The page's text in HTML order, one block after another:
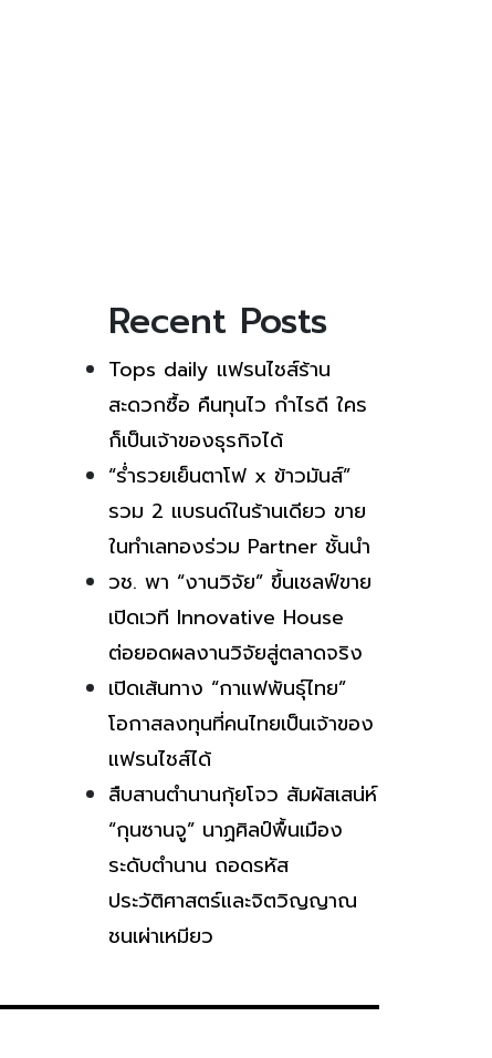
Recent Posts
Tops daily แฟรนไชส์ร้าน
สะดวกซื้อ คืนทุนไว กำไรดี ใคร
ก็เป็นเจ้าของธุรกิจได้
“ร่ำรวยเย็นตาโฟ x ข้าวมันส์”
รวม 2 แบรนด์ในร้านเดียว ขาย
ในทำเลทองร่วม Partner ชั้นนำ
วช. พา “งานวิจัย” ขึ้นเชลฟ์ขาย
เปิดเวที Innovative House
ต่อยอดผลงานวิจัยสู่ตลาดจริง
เปิดเส้นทาง “กาแฟพันธุ์ไทย”
โอกาสลงทุนที่คนไทยเป็นเจ้าของ
แฟรนไชส์ได้
สืบสานตำนานกุ้ยโจว สัมผัสเสน่ห์
“กุนซานจู” นาฏศิลป์พื้นเมือง
ระดับตำนาน ถอดรหัส
ประวัติศาสตร์และจิตวิญญาณ
ชนเผ่าเหมียว